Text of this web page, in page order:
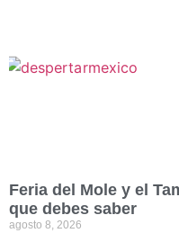
Feria del Mole y el
que debes saber
agosto 8, 2026